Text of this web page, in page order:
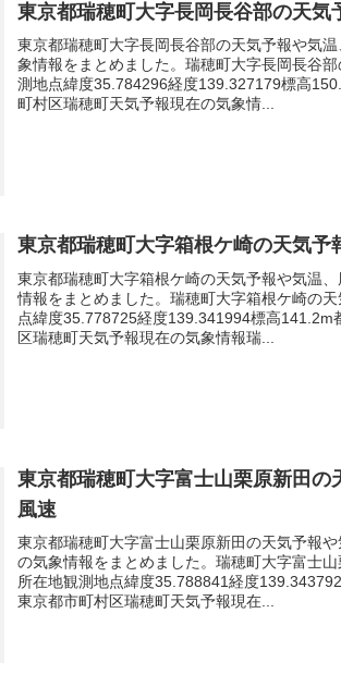
東京都瑞穂町大字長岡長谷部の天気
東京都瑞穂町大字長岡長谷部の天気予報や気
象情報をまとめました。瑞穂町大字長岡長谷
測地点緯度35.784296経度139.327179標高
町村区瑞穂町天気予報現在の気象情...
東京都瑞穂町大字箱根ケ崎の天気予
東京都瑞穂町大字箱根ケ崎の天気予報や気温
情報をまとめました。瑞穂町大字箱根ケ崎の
点緯度35.778725経度139.341994標高141.2m
区瑞穂町天気予報現在の気象情報瑞...
東京都瑞穂町大字富士山栗原新田の
風速
東京都瑞穂町大字富士山栗原新田の天気予報
の気象情報をまとめました。瑞穂町大字富士山
所在地観測地点緯度35.788841経度
東京都市町村区瑞穂町天気予報現在...